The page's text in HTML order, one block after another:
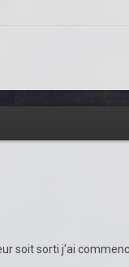
soit sorti j'ai